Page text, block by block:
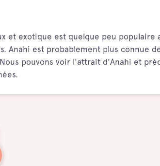
et exotique est quelque peu populaire
Anahi est probablement plus connue
pouvons voir l'attrait d'Anahi et